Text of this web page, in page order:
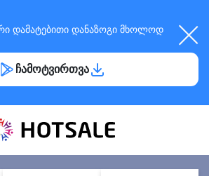
დამატებითი დანაზოგი მხოლოდ
ჩამოტვირთვა